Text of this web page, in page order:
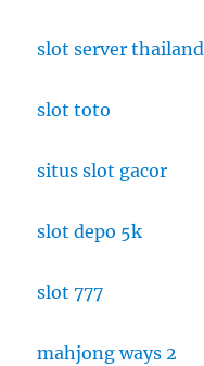
slot server thailand
slot toto
situs slot gacor
slot depo 5k
slot 777
mahjong ways 2